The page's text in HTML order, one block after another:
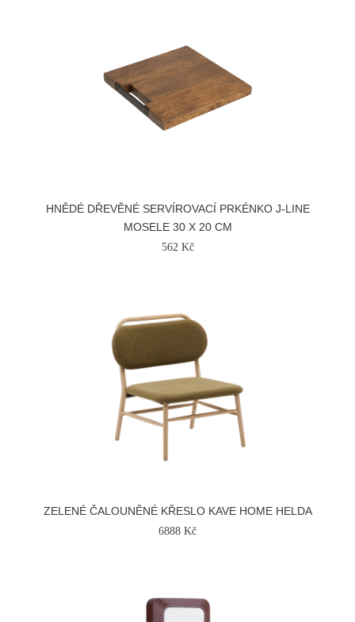
HNĚDÉ DŘEVĚNÉ SERVÍROVACÍ PRKÉNKO J-LINE
MOSELE 30 X 20 CM
562 Kč
ZELENÉ ČALOUNĚNÉ KŘESLO KAVE HOME HELDA
6888 Kč